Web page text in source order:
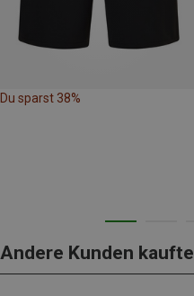
Du sparst 38%
Andere Kunden